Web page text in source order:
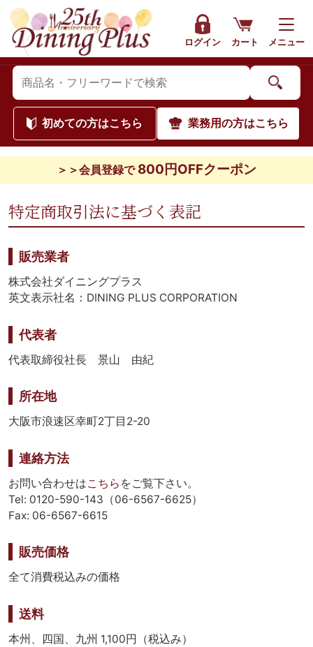
ログイン カート メニュー
初めての方はこちら 業務用の方はこちら
＞＞会員登録で 800円OFFクーポン
特定商取引法に基づく表記
販売業者
株式会社ダイニングプラス
英文表示社名：DINING PLUS CORPORATION
代表者
代表取締役社長 景山 由紀
所在地
大阪市浪速区幸町2丁目2-20
連絡方法
お問い合わせはこちら をご覧下さい。
Tel: 0120-590-143（06-6567-6625）
Fax: 06-6567-6615
販売価格
全て消費税込みの価格
送料
本州、四国、九州 1,100円（税込み）